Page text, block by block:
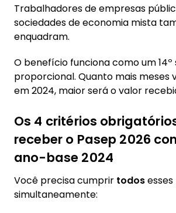
Trabalhadores de empresas
sociedades de economia mista
enquadram.
O benefício funciona como um 14º
proporcional. Quanto mais meses
em 2024, maior será o valor
Os 4 critérios
receber o Pasep 2026
ano-base 2024
Você precisa cumprir todos
simultaneamente: